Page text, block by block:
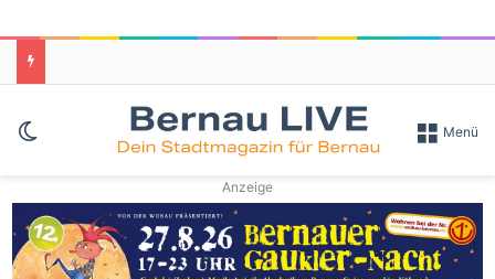
Skin umschalten Menü
Anzeige